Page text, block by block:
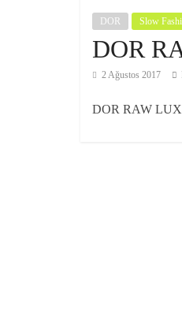
DOR Slow
DOR
2 Ağustos 2017
DOR RAW